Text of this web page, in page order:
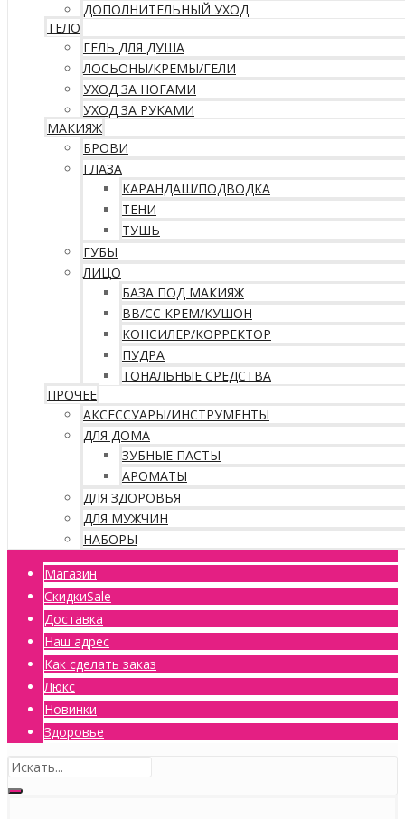
ДОПОЛНИТЕЛЬНЫЙ УХОД
ТЕЛО
ГЕЛЬ ДЛЯ ДУША
ЛОСЬОНЫ/КРЕМЫ/ГЕЛИ
УХОД ЗА НОГАМИ
УХОД ЗА РУКАМИ
МАКИЯЖ
БРОВИ
ГЛАЗА
КАРАНДАШ/ПОДВОДКА
ТЕНИ
ТУШЬ
ГУБЫ
ЛИЦО
БАЗА ПОД МАКИЯЖ
ВВ/CC КРЕМ/КУШОН
КОНСИЛЕР/КОРРЕКТОР
ПУДРА
ТОНАЛЬНЫЕ СРЕДСТВА
ПРОЧЕЕ
АКСЕССУАРЫ/ИНСТРУМЕНТЫ
ДЛЯ ДОМА
ЗУБНЫЕ ПАСТЫ
АРОМАТЫ
ДЛЯ ЗДОРОВЬЯ
ДЛЯ МУЖЧИН
НАБОРЫ
Магазин
СкидкиSale
Доставка
Наш адрес
Как сделать заказ
Люкс
Новинки
Здоровье